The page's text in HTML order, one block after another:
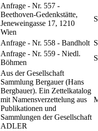
Anfrage - Nr. 557 -
Beethoven-Gedenkstätte,
Jeneweingasse 17, 1210
Wien
Anfrage - Nr. 558 - Bandholt
Anfrage - Nr. 559 - Niedl.
Böhmen
Aus der Gesellschaft
Sammlung Bergauer (Hans
Bergbauer). Ein Zettelkatalog
mit Namensverzettelung aus
Publikationen und
Sammlungen der Gesellschaft
ADLER